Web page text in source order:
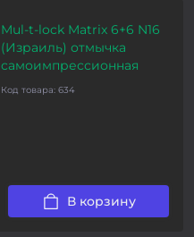
Mul-t-lock Matrix 6+6 N16
(Израиль) отмычка
самоимпрессионная
Код товара: 634
В корзину